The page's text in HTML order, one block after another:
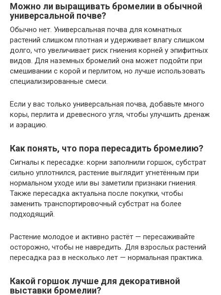
Можно ли выращивать бромелии в обычной
универсальной почве?
Обычно нет. Универсальная почва для комнатных
растений слишком плотная и удерживает влагу слишком
долго, что увеличивает риск гниения корней у эпифитных
видов. Для наземных бромелий она может подойти при
смешивании с корой и перлитом, но лучше использовать
специализированные смеси.
Если у вас только универсальная почва, добавьте много
коры, перлита и древесного угля, чтобы улучшить дренаж
и аэрацию.
Как понять, что пора пересадить бромелию?
Сигналы к пересадке: корни заполнили горшок, субстрат
сильно уплотнился, растение выглядит угнетённым при
нормальном уходе или вы заметили признаки гниения.
Также пересадка актуальна после покупки, чтобы
заменить транспортировочный субстрат на более
подходящий.
Растение молодое и активно растёт — пересаживайте
осторожно, чтобы не навредить. Для взрослых растений
пересадка раз в несколько лет — нормальная практика.
Какой горшок лучше для декоративной
выставки бромелии?